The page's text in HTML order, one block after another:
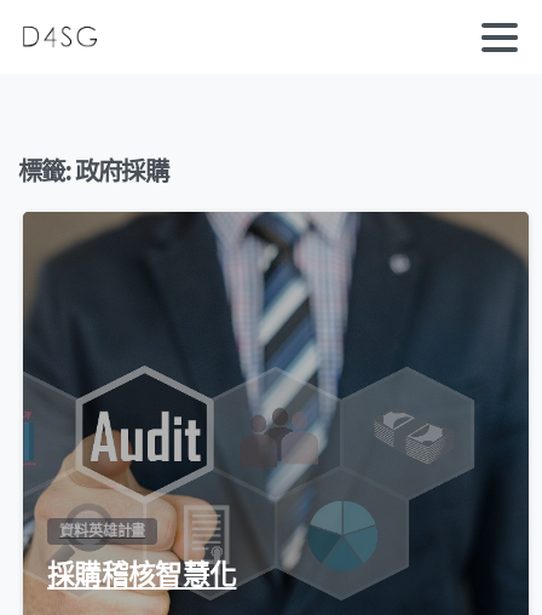
標籤:政府採購
資料英雄計畫
採購稽核智慧化